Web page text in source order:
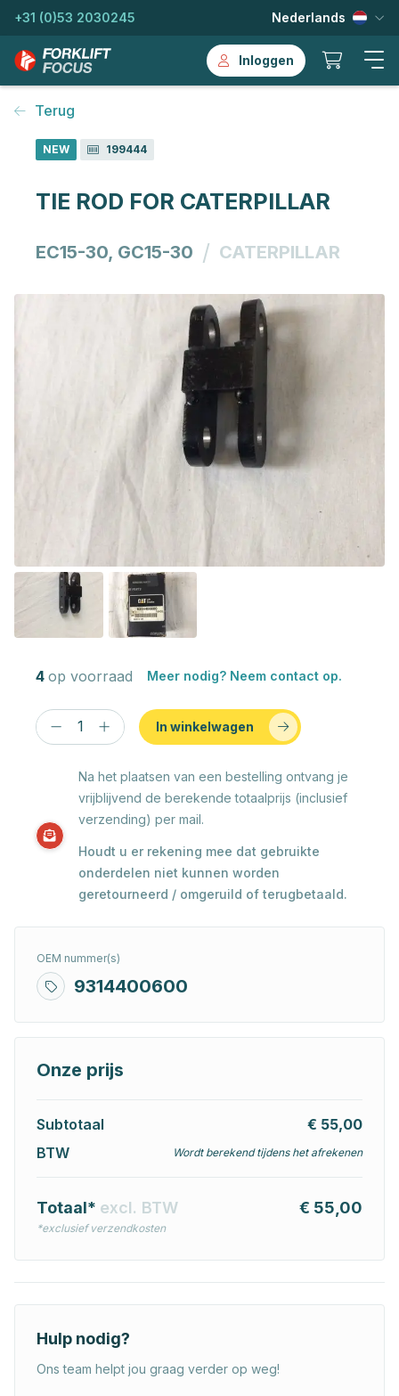
+31 (0)53 2030245 Nederlands
Inloggen
Terug
NEW 199444
TIE ROD FOR CATERPILLAR
EC15-30, GC15-30 / CATERPILLAR
4 op voorraad Meer nodig? Neem contact op.
In winkelwagen
Na het plaatsen van een bestelling ontvang je
vrijblijvend de berekende totaalprijs (inclusief
verzending) per mail.
Houdt u er rekening mee dat gebruikte
onderdelen niet kunnen worden
geretourneerd / omgeruild of terugbetaald.
OEM nummer(s)
9314400600
Onze prijs
Subtotaal
€ 55,00
BTW
Wordt berekend tijdens het afrekenen
Totaal* excl. BTW
*exclusief verzendkosten
€ 55,00
Hulp nodig?
Ons team helpt jou graag verder op weg!